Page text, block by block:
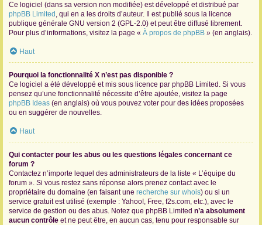
Ce logiciel (dans sa version non modifiée) est développé et distribué par
phpBB Limited , qui en a les droits d’auteur. Il est publié sous la licence
publique générale GNU version 2 (GPL-2.0) et peut être diffusé librement.
Pour plus d’informations, visitez la page « À propos de phpBB » (en anglais).
Haut
Pourquoi la fonctionnalité X n’est pas disponible ?
Ce logiciel a été développé et mis sous licence par phpBB Limited. Si vous
pensez qu’une fonctionnalité nécessite d’être ajoutée, visitez la page
phpBB Ideas (en anglais) où vous pouvez voter pour des idées proposées
ou en suggérer de nouvelles.
Haut
Qui contacter pour les abus ou les questions légales concernant ce
forum ?
Contactez n’importe lequel des administrateurs de la liste « L’équipe du
forum ». Si vous restez sans réponse alors prenez contact avec le
propriétaire du domaine (en faisant une recherche sur whois) ou si un
service gratuit est utilisé (exemple : Yahoo!, Free, f2s.com, etc.), avec le
service de gestion ou des abus. Notez que phpBB Limited n’a absolument
aucun contrôle et ne peut être, en aucun cas, tenu pour responsable sur